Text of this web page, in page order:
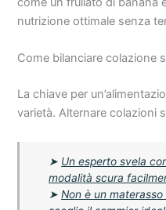
nutrizione ottimale senza
Come bilanciare colazione
La chiave per
varietà. Alternare colazioni
➤ Un esperto svela
modalità scura
➤Non è un